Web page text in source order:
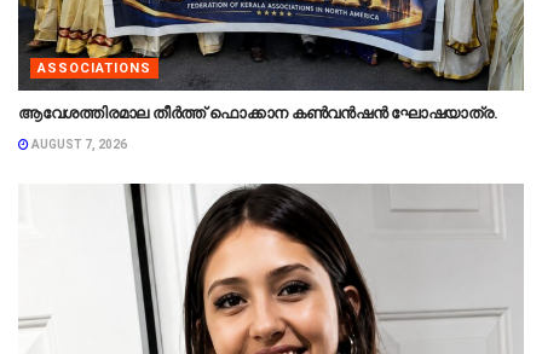
ASSOCIATIONS
ആവേശത്തിരമാല തീർത്ത് ഫൊക്കാന കൺവൻഷൻ ഘോഷയാത്ര.
AUGUST 7, 2026